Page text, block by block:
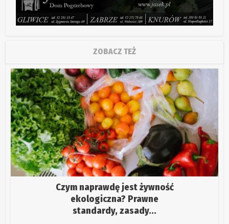
ZOBACZ TEŻ
Czym naprawdę jest żywność
ekologiczna? Prawne
standardy, zasady...